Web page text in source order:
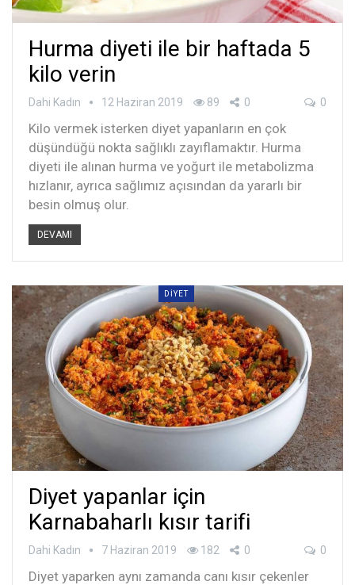
Hurma diyeti ile bir haftada 5
kilo verin
Dahi Kadın 12 Haziran 2019 89 0 0
Kilo vermek isterken diyet yapanların en çok
düşündüğü nokta sağlıklı zayıflamaktır. Hurma
diyeti ile alınan hurma ve yoğurt ile metabolizma
hızlanır, ayrıca sağlımız açısından da yararlı bir
besin olmuş olur.
DEVAMI
DIYET
Diyet yapanlar için
Karnabaharlı kısır tarifi
Dahi Kadın 7 Haziran 2019 182 0 0
Diyet yaparken aynı zamanda canı kısır çekenler